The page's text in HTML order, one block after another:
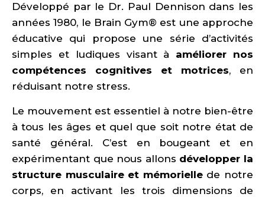
Développé par le Dr. Paul Dennison dans les
années 1980, le Brain Gym® est une approche
éducative qui propose une série d’activités
simples et ludiques visant à améliorer nos
compétences cognitives et motrices, en
réduisant notre stress.
Le mouvement est essentiel à notre bien-être
à tous les âges et quel que soit notre état de
santé général. C’est en bougeant et en
expérimentant que nous allons développer la
structure musculaire et mémoriellede notre
corps, en activant les trois dimensions de